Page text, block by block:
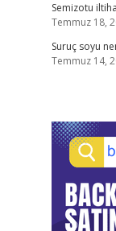
Semizotu
Temmuz 18,
Suruç soyu
Temmuz 14,